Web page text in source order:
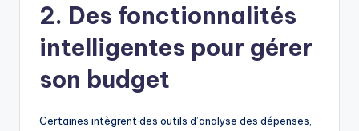
2. Des fonctionnalités
intelligentes pour gérer
son budget
Certaines intègrent des outils d’analyse des dépenses,